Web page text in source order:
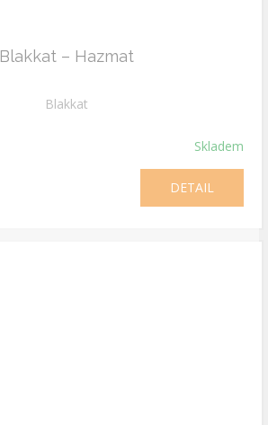
Blakkat – Hazmat
Blakkat
Skladem
DETAIL